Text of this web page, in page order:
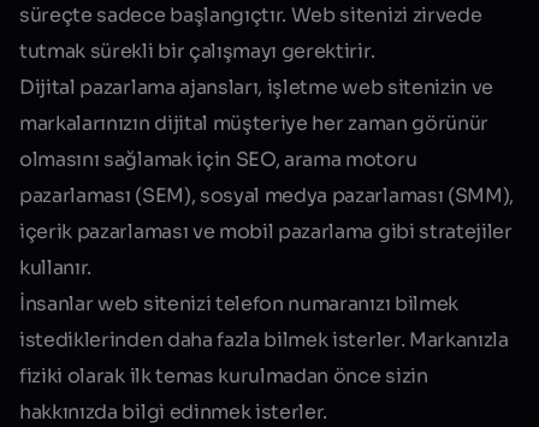
süreçte sadece başlangıçtır. Web sitenizi zirvede
tutmak sürekli bir çalışmayı gerektirir.
Dijital pazarlama ajansları, işletme web sitenizin ve
markalarınızın dijital müşteriye her zaman görünür
olmasını sağlamak için SEO, arama motoru
pazarlaması (SEM), sosyal medya pazarlaması (SMM),
içerik pazarlaması ve mobil pazarlama gibi stratejiler
kullanır.
İnsanlar web sitenizi telefon numaranızı bilmek
istediklerinden daha fazla bilmek isterler. Markanızla
fiziki olarak ilk temas kurulmadan önce sizin
hakkınızda bilgi edinmek isterler.